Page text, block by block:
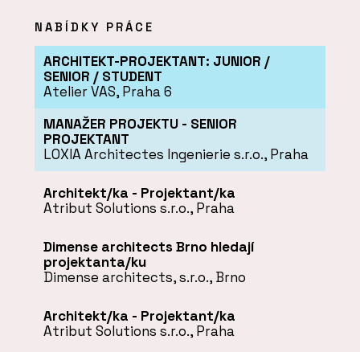
NABÍDKY PRÁCE
ARCHITEKT-PROJEKTANT: JUNIOR /
SENIOR / STUDENT
Atelier VAS, Praha 6
MANAŽER PROJEKTU - SENIOR
PROJEKTANT
LOXIA Architectes Ingenierie s.r.o., Praha
Architekt/ka - Projektant/ka
Atribut Solutions s.r.o., Praha
Dimense architects Brno hledají
projektanta/ku
Dimense architects, s.r.o., Brno
Architekt/ka - Projektant/ka
Atribut Solutions s.r.o., Praha